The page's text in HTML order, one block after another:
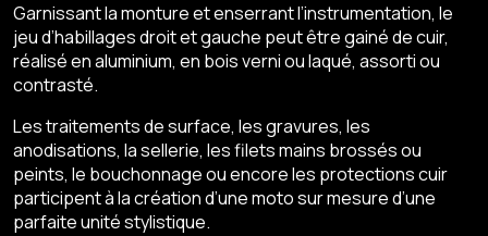
Garnissant la monture et enserrant l’instrumentation, le
jeu d’habillages droit et gauche peut être gainé de cuir,
réalisé en aluminium, en bois verni ou laqué, assorti ou
contrasté.
Les traitements de surface, les gravures, les
anodisations, la sellerie, les filets mains brossés ou
peints, le bouchonnage ou encore les protections cuir
participent à la création d’une moto sur mesure d’une
parfaite unité stylistique.